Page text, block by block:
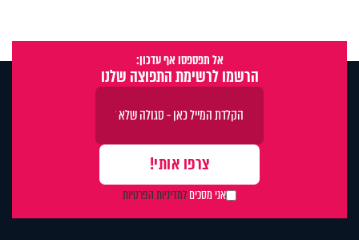
אל תפספסו אף עדכון:
הרשמו לרשימת התפוצה שלנו
אני מסכיםלמדיניות הפרטיות